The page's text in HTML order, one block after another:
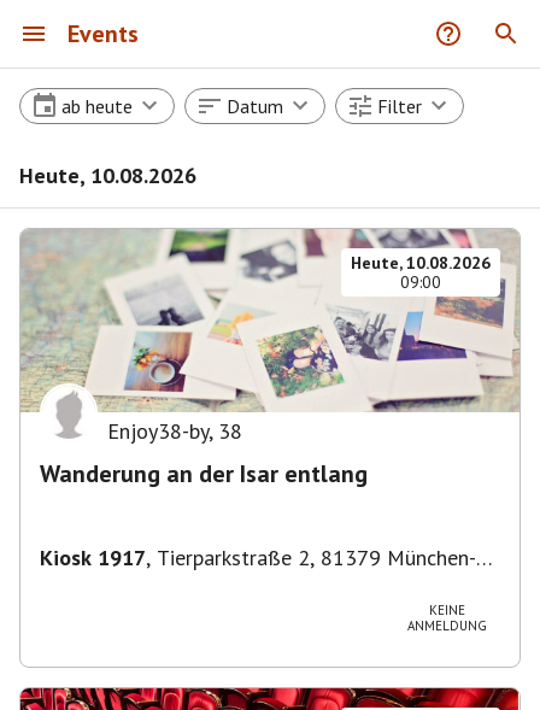
Events
ab heute Datum Filter
Heute, 10.08.2026
Heute, 10.08.2026
09:00
Enjoy38-by, 38
Wanderung an der Isar entlang
Kiosk 1917, Tierparkstraße 2, 81379 München-
KEINE
ANMELDUNG